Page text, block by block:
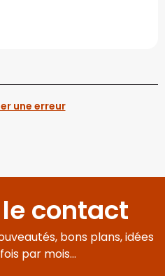
une erreur
contact
bons plans, idées
par mois...